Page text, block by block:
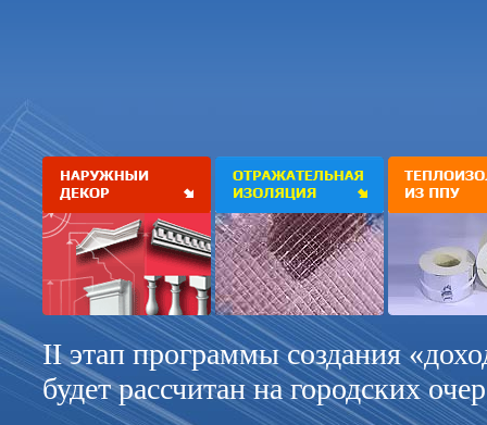
II этап программы создания
будет рассчитан на городских